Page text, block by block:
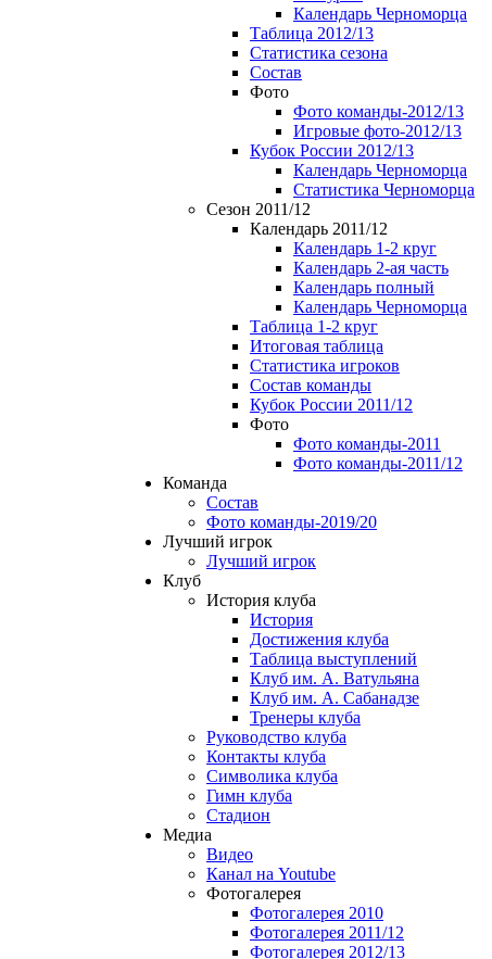
Календарь Черноморца
Таблица 2012/13
Статистика сезона
Состав
Фото
Фото команды-2012/13
Игровые фото-2012/13
Кубок России 2012/13
Календарь Черноморца
Статистика Черноморца
Сезон 2011/12
Календарь 2011/12
Календарь 1-2 круг
Календарь 2-ая часть
Календарь полный
Календарь Черноморца
Таблица 1-2 круг
Итоговая таблица
Статистика игроков
Состав команды
Кубок России 2011/12
Фото
Фото команды-2011
Фото команды-2011/12
Команда
Состав
Фото команды-2019/20
Лучший игрок
Лучший игрок
Клуб
История клуба
История
Достижения клуба
Таблица выступлений
Клуб им. А. Ватульяна
Клуб им. А. Сабанадзе
Тренеры клуба
Руководство клуба
Контакты клуба
Символика клуба
Гимн клуба
Стадион
Медиа
Видео
Канал на Youtube
Фотогалерея
Фотогалерея 2010
Фотогалерея 2011/12
Фотогалерея 2012/13